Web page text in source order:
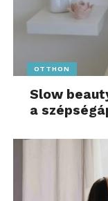
OTTHON
Slow
a